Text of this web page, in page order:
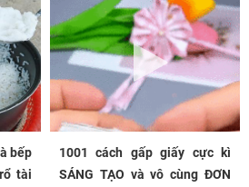
bếp
tài
1001 cách gấp giấy cực kì
SÁNG TẠO và vô cùng ĐƠN